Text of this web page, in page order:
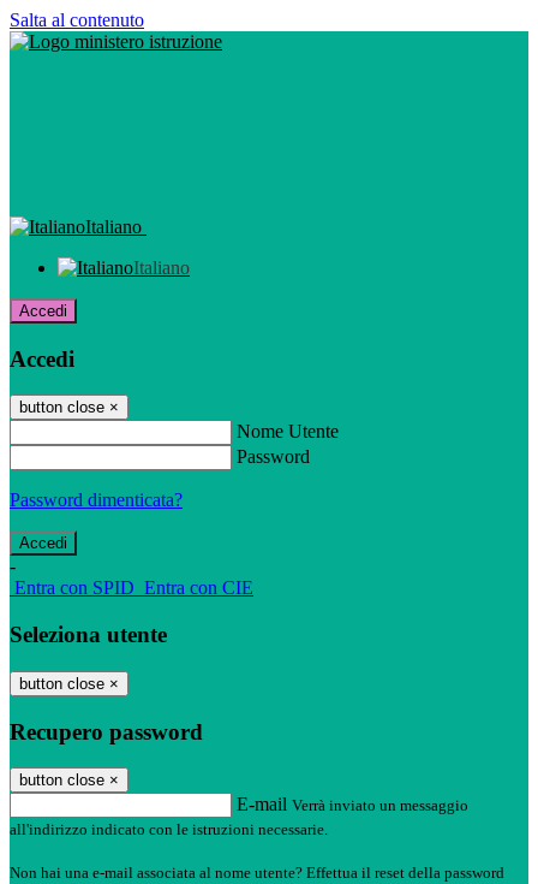
Salta al contenuto
Italiano
Italiano
Accedi
Accedi
button close ×
Nome Utente
Password
Password dimenticata?
-
Entra con SPID Entra con CIE
Seleziona utente
button close ×
Recupero password
button close ×
E-mail Verrà inviato un messaggio
all'indirizzo indicato con le istruzioni necessarie.
Non hai una e-mail associata al nome utente? Effettua il reset della password